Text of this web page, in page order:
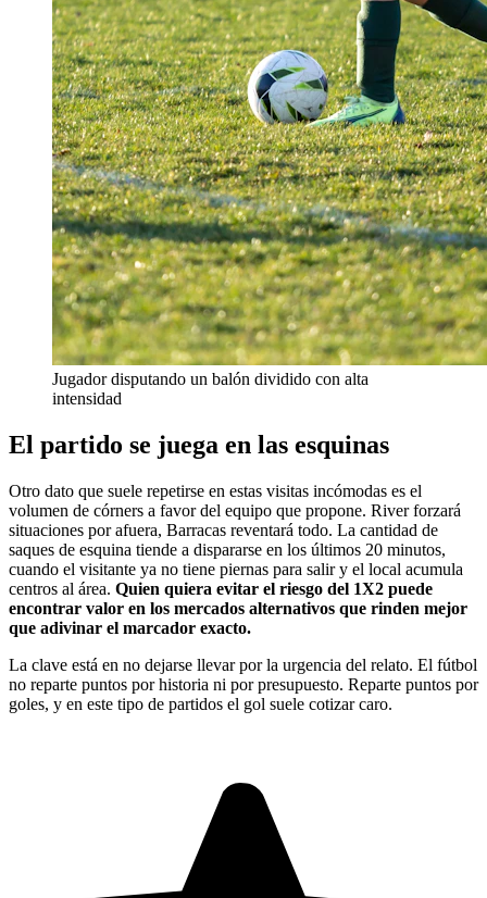
Jugador disputando un balón dividido con alta
intensidad
El partido se juega en las esquinas
Otro dato que suele repetirse en estas visitas incómodas es el
volumen de córners a favor del equipo que propone. River forzará
situaciones por afuera, Barracas reventará todo. La cantidad de
saques de esquina tiende a dispararse en los últimos 20 minutos,
cuando el visitante ya no tiene piernas para salir y el local acumula
centros al área. Quien quiera evitar el riesgo del 1X2 puede
encontrar valor en los mercados alternativos que rinden mejor
que adivinar el marcador exacto.
La clave está en no dejarse llevar por la urgencia del relato. El fútbol
no reparte puntos por historia ni por presupuesto. Reparte puntos por
goles, y en este tipo de partidos el gol suele cotizar caro.